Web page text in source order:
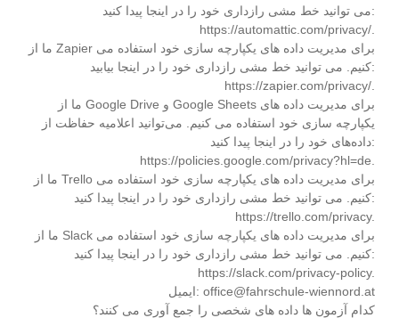
می توانید خط مشی رازداری خود را در اینجا پیدا کنید:
https://automattic.com/privacy/.
ما از Zapier برای مدیریت داده های یکپارچه سازی خود استفاده می
کنیم. می توانید خط مشی رازداری خود را در اینجا بیابید:
https://zapier.com/privacy/.
ما از Google Drive و Google Sheets برای مدیریت داده های
یکپارچه سازی خود استفاده می کنیم. می‌توانید اعلامیه حفاظت از
داده‌های خود را در اینجا پیدا کنید:
https://policies.google.com/privacy?hl=de.
ما از Trello برای مدیریت داده های یکپارچه سازی خود استفاده می
کنیم. می توانید خط مشی رازداری خود را در اینجا پیدا کنید:
https://trello.com/privacy.
ما از Slack برای مدیریت داده های یکپارچه سازی خود استفاده می
کنیم. می توانید خط مشی رازداری خود را در اینجا پیدا کنید:
https://slack.com/privacy-policy.
ایمیل: office@fahrschule-wiennord.at
کدام آزمون ها داده های شخصی را جمع آوری می کنند؟